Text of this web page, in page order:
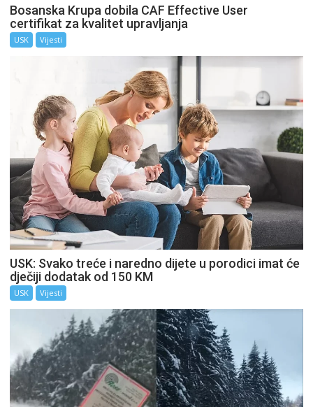
Bosanska Krupa dobila CAF Effective User
certifikat za kvalitet upravljanja
USK Vijesti
USK: Svako treće i naredno dijete u porodici imat će
dječiji dodatak od 150 KM
USK Vijesti